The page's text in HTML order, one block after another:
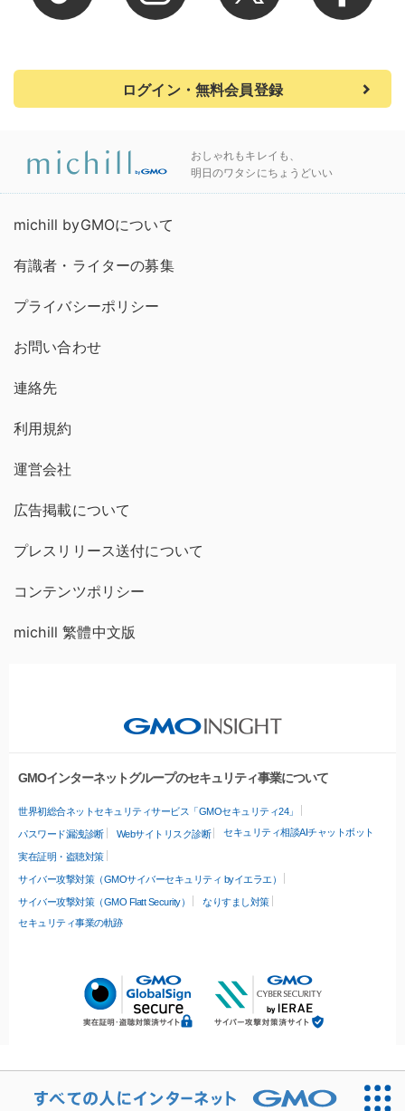
ログイン・無料会員登録
おしゃれもキレイも、
明日のワタシにちょうどいい
michill byGMOについて
有識者・ライターの募集
プライバシーポリシー
お問い合わせ
連絡先
利用規約
運営会社
広告掲載について
プレスリリース送付について
コンテンツポリシー
michill 繁體中文版
GMOインターネットグループのセキュリティ事業について
世界初総合ネットセキュリティサービス「GMOセキュリティ24」
パスワード漏洩診断 Webサイトリスク診断 セキュリティ相談AIチャットボット
実在証明・盗聴対策
サイバー攻撃対策（GMOサイバーセキュリティ byイエラエ）
サイバー攻撃対策（GMO Flatt Security）
なりすまし対策
セキュリティ事業の軌跡